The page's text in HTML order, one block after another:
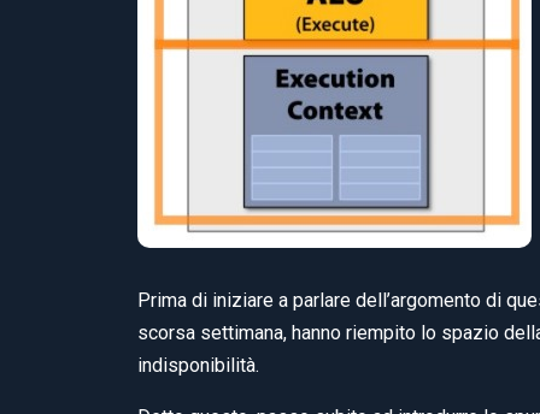
Prima di iniziare a parlare dell’argomento di
scorsa settimana, hanno riempito lo spazio
indisponibilità.